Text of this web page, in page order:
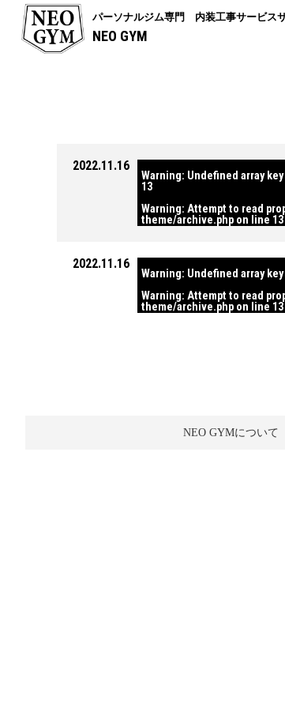
パーソナルジム専門 内装工事サービス
NEO GYM
2022.11.16
Warning: Undefined array key
13
Warning: Attempt to read
theme/archive.php on line 13
2022.11.16
Warning: Undefined array key
Warning: Attempt to read
theme/archive.php on line 13
NEO GYMについて